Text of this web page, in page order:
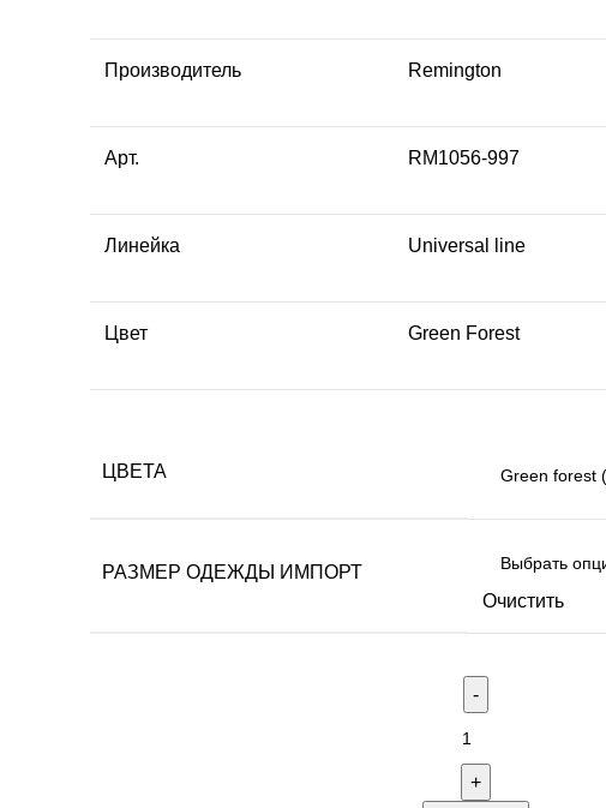
Производитель Remington
Арт. RM1056-997
Линейка Universal line
Цвет Green Forest
ЦВЕТА
РАЗМЕР ОДЕЖДЫ ИМПОРТ
Очистить